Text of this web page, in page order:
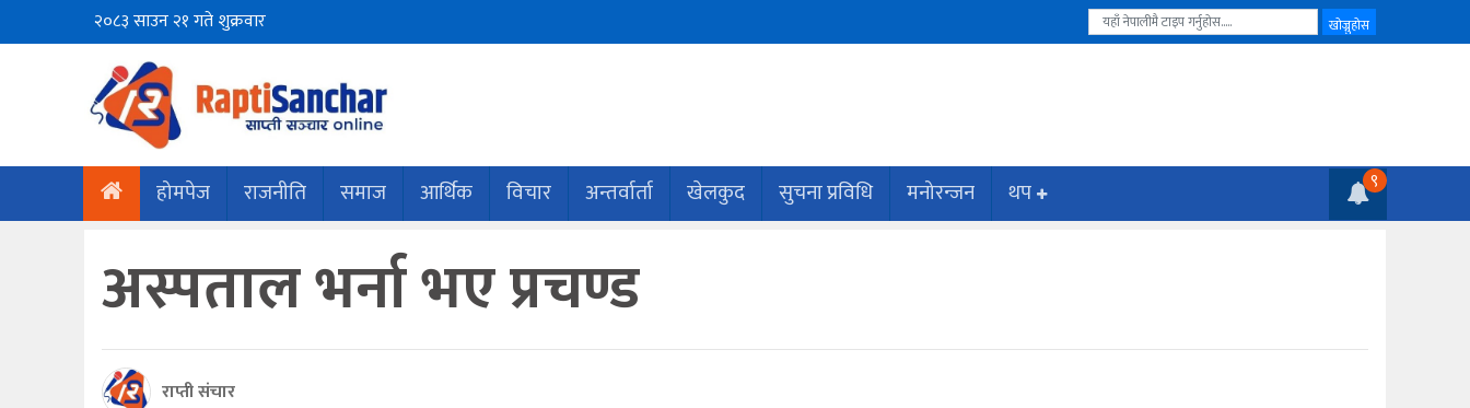
२०८३ साउन २१ गते शुक्रवार
होमपेज राजनीति समाज आर्थिक विचार अन्तर्वार्ता खेलकुद सुचना प्रविधि मनोरन्जन थप ९
अस्पताल भर्ना भए प्रचण्ड
राप्ती संचार